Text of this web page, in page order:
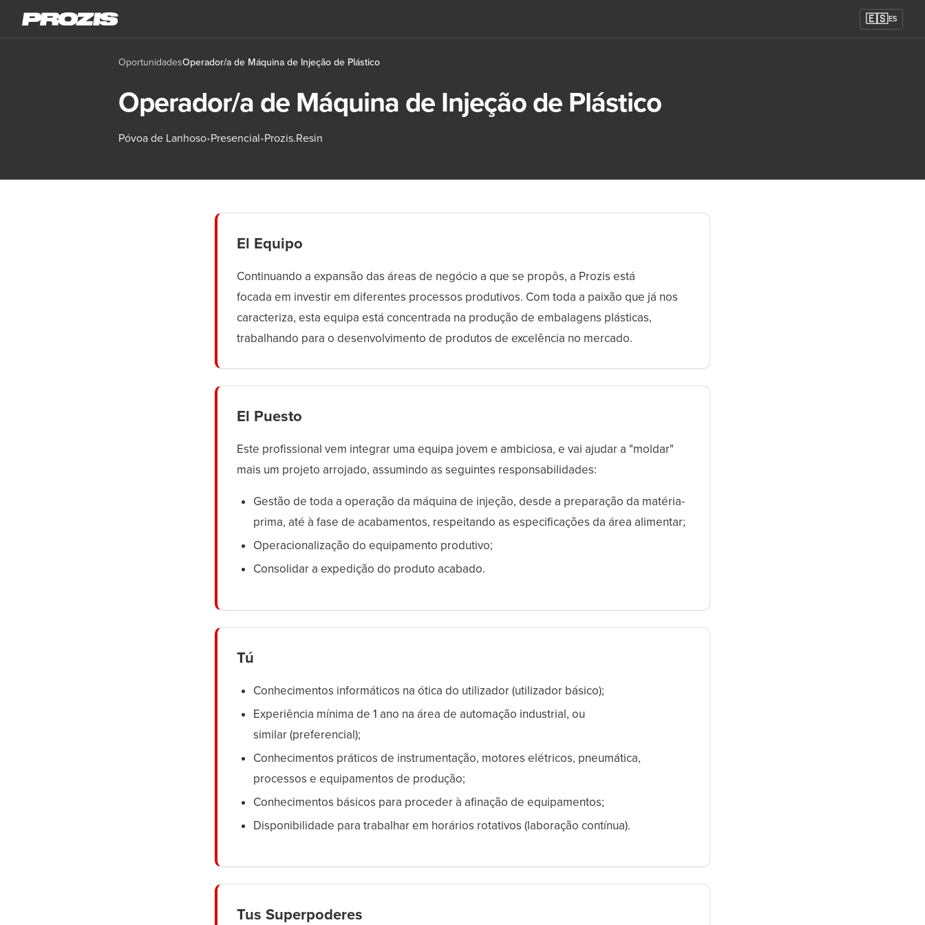
🇪🇸ES
OportunidadesOperador/a de Máquina de Injeção de Plástico
Operador/a de Máquina de Injeção de Plástico
Póvoa de Lanhoso•Presencial•Prozis.Resin
El Equipo
Continuando a expansão das áreas de negócio a que se propôs, a Prozis está
focada em investir em diferentes processos produtivos. Com toda a paixão que já nos
caracteriza, esta equipa está concentrada na produção de embalagens plásticas,
trabalhando para o desenvolvimento de produtos de excelência no mercado.
El Puesto
Este profissional vem integrar uma equipa jovem e ambiciosa, e vai ajudar a "moldar"
mais um projeto arrojado, assumindo as seguintes responsabilidades:
Gestão de toda a operação da máquina de injeção, desde a preparação da matéria-
prima, até à fase de acabamentos, respeitando as especificações da área alimentar;
Operacionalização do equipamento produtivo;
Consolidar a expedição do produto acabado.
Tú
Conhecimentos informáticos na ótica do utilizador (utilizador básico);
Experiência mínima de 1 ano na área de automação industrial, ou
similar (preferencial);
Conhecimentos práticos de instrumentação, motores elétricos, pneumática,
processos e equipamentos de produção;
Conhecimentos básicos para proceder à afinação de equipamentos;
Disponibilidade para trabalhar em horários rotativos (laboração contínua).
Tus Superpoderes